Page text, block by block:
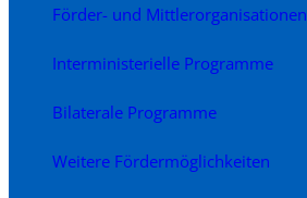
Förder- und Mittlerorganisationen
Interministerielle Programme
Bilaterale Programme
Weitere Fördermöglichkeiten